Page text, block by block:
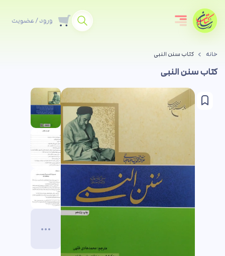
ورود / عضویت
خانه کتاب سنن النبی
کتاب سنن النبی